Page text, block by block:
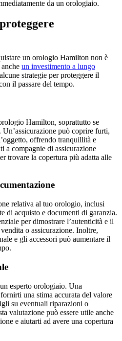
da un orologiaio.
un orologio Hamilton non è
un investimento a lungo
strategie per proteggere il
il passare del tempo.
Hamilton, soprattutto se
può coprire furti,
offrendo tranquillità e
a compagnie di assicurazione
trovare la copertura più adatta alle
relativa al tuo orologio, inclusi
di acquisto e documenti di garanzia.
per dimostrare l’autenticità e il
o assicurazione. Inoltre,
e gli accessori può aumentare il
esperto orologiaio. Una
una stima accurata del valore
su eventuali riparazioni o
valutazione può essere utile anche
e aiutarti ad avere una copertura